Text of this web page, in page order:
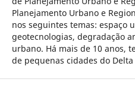
Planejamento Urbano e
nos seguintes temas: espaço
geotecnologias, degradação
urbano. Há mais de 10 anos,
de pequenas cidades do